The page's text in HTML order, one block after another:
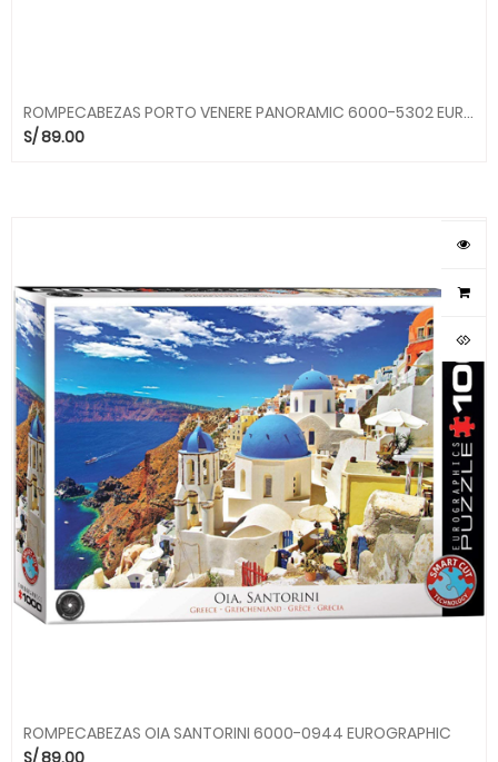
ROMPECABEZAS PORTO VENERE PANORAMIC 6000-5302 EUROGRAPHICS
S/89.00
ROMPECABEZAS OIA SANTORINI 6000-0944 EUROGRAPHIC
S/89.00